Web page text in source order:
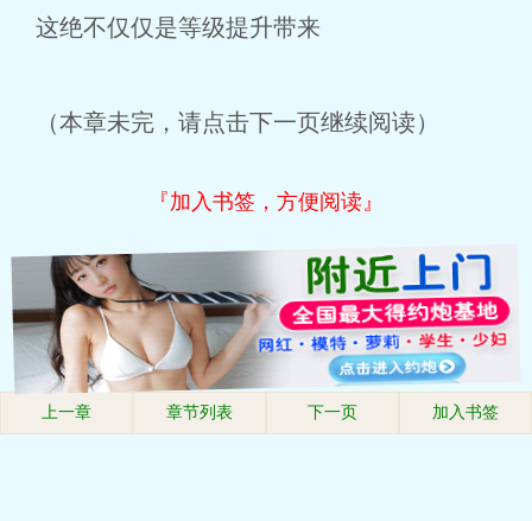
这绝不仅仅是等级提升带来
（本章未完，请点击下一页继续阅读）
『加入书签，方便阅读』
上一章 章节列表 下一页 加入书签